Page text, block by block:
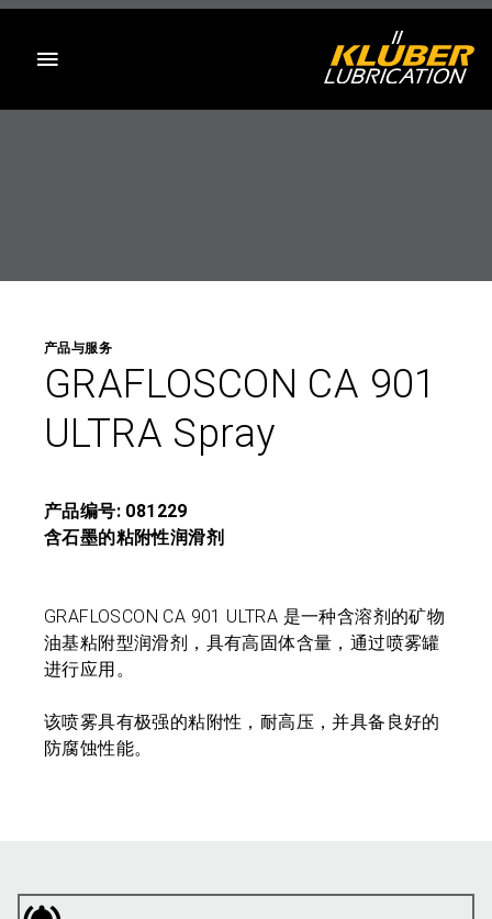
产品与服务
GRAFLOSCON CA 901
ULTRA Spray
产品编号: 081229
含石墨的粘附性润滑剂
GRAFLOSCON CA 901 ULTRA 是一种含溶剂的矿物
油基粘附型润滑剂，具有高固体含量，通过喷雾罐
进行应用。
该喷雾具有极强的粘附性，耐高压，并具备良好的
防腐蚀性能。